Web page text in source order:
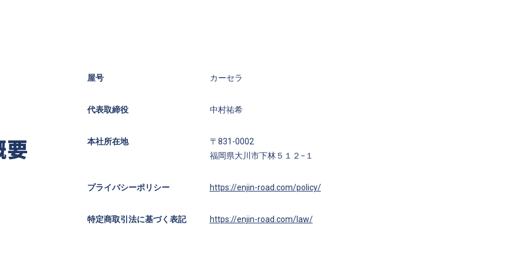
要
屋号 カーセラ
代表取締役 中村祐希
本社所在地
〒831-0002
福岡県大川市下林５１２−１
プライバシーポリシー https://enjin-road.com/policy/
特定商取引法に基づく表記 https://enjin-road.com/law/